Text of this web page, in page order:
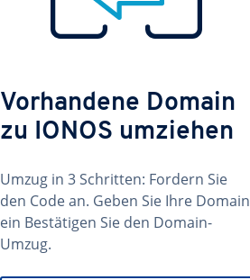
Vorhandene Domain
zu IONOS umziehen
Umzug in 3 Schritten: Fordern Sie
den Code an. Geben Sie Ihre Domain
ein Bestätigen Sie den Domain-
Umzug.